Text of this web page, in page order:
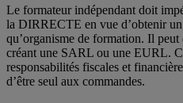
Le formateur indépendant doit
la DIRRECTE en vue d’obtenir
qu’organisme de formation. Il
créant une SARL ou une EURL.
responsabilités fiscales et
d’être seul aux commandes.